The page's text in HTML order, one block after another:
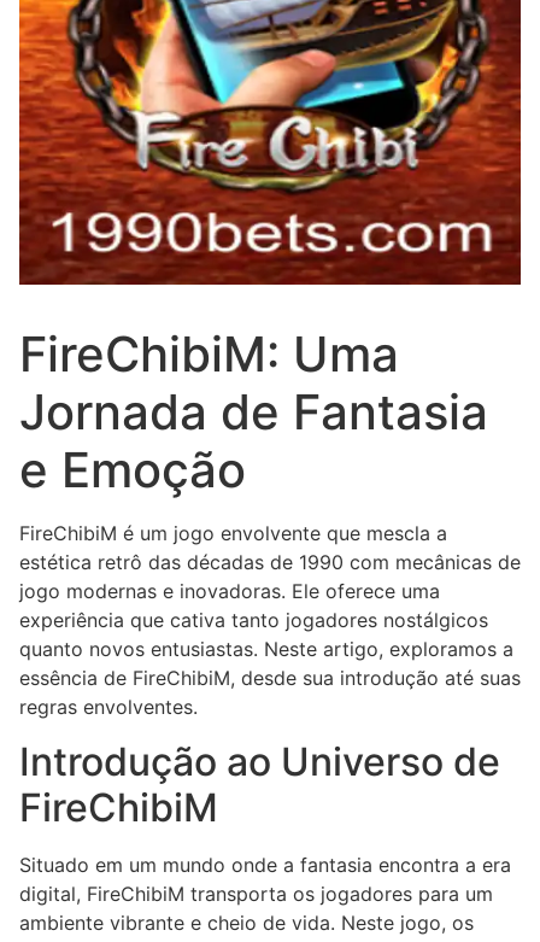
FireChibiM: Uma
Jornada de Fantasia
e Emoção
FireChibiM é um jogo envolvente que mescla a
estética retrô das décadas de 1990 com mecânicas de
jogo modernas e inovadoras. Ele oferece uma
experiência que cativa tanto jogadores nostálgicos
quanto novos entusiastas. Neste artigo, exploramos a
essência de FireChibiM, desde sua introdução até suas
regras envolventes.
Introdução ao Universo de
FireChibiM
Situado em um mundo onde a fantasia encontra a era
digital, FireChibiM transporta os jogadores para um
ambiente vibrante e cheio de vida. Neste jogo, os